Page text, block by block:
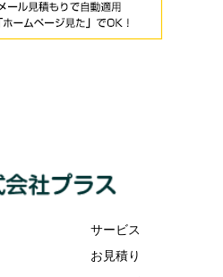
サービス
お見積り